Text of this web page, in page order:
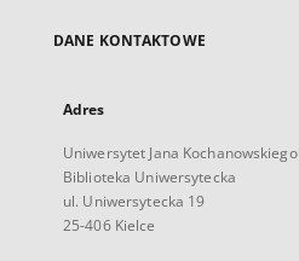
DANE KONTAKTOWE
Adres
Uniwersytet Jana Kochanowskiego
Biblioteka Uniwersytecka
ul. Uniwersytecka 19
25-406 Kielce